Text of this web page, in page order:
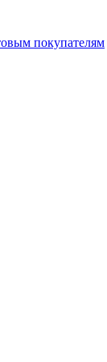
покупателям